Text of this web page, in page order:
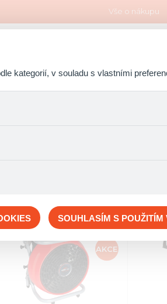
Vše o nákupu
AKCE
kategorií, v souladu s vlastními
ovládání filtrů a také nastavení souhlasu
nelze přiřadit konkrétnímu uživateli.
SOUHLASÍM S